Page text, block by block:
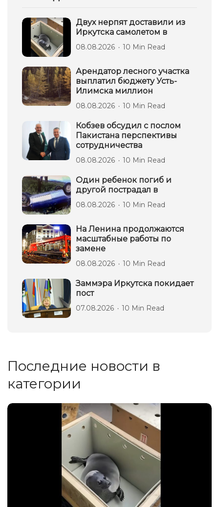
Двух нерпят доставили из
Иркутска самолетом в
08.08.2026 10 Min Read
Арендатор лесного участка
выплатил бюджету Усть-
Илимска миллион
08.08.2026 10 Min Read
Кобзев обсудил с послом
Пакистана перспективы
сотрудничества
08.08.2026 10 Min Read
Один ребенок погиб и
другой пострадал в
08.08.2026 10 Min Read
На Ленина продолжаются
масштабные работы по
замене
08.08.2026 10 Min Read
Заммэра Иркутска покидает
пост
07.08.2026 10 Min Read
Последние новости в
категории